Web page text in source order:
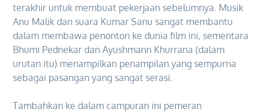
terakhir untuk membuat pekerjaan sebelumnya. Musik
Anu Malik dan suara Kumar Sanu sangat membantu
dalam membawa penonton ke dunia film ini, sementara
Bhumi Pednekar dan Ayushmann Khurrana (dalam
urutan itu) menampilkan penampilan yang sempurna
sebagai pasangan yang sangat serasi.
Tambahkan ke dalam campuran ini pemeran